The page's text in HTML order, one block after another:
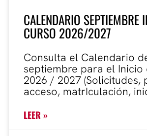
CALENDARIO SEPTIEMBRE
CURSO 2026/2027
Consulta el Calendario
septiembre para el Inicio
2026 / 2027 (Solicitudes,
acceso, matrIculación,
LEER »